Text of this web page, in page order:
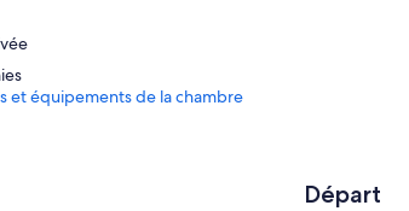
et équipements de la chambre
Départ